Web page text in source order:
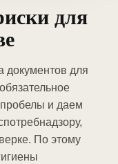
для
документов для
и даем
По этому